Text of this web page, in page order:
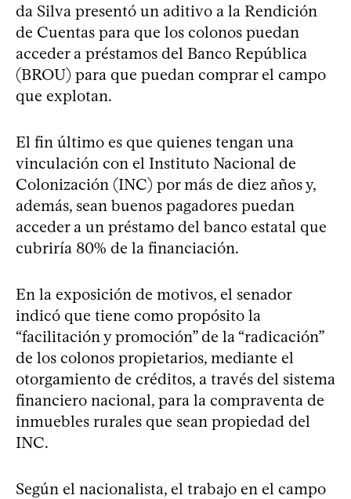
da Silva presentó un aditivo a la Rendición
de Cuentas para que los colonos puedan
acceder a préstamos del Banco República
(BROU) para que puedan comprar el campo
que explotan.
El fin último es que quienes tengan una
vinculación con el Instituto Nacional de
Colonización (INC) por más de diez años y,
además, sean buenos pagadores puedan
acceder a un préstamo del banco estatal que
cubriría 80% de la financiación.
En la exposición de motivos, el senador
indicó que tiene como propósito la
“facilitación y promoción” de la “radicación”
de los colonos propietarios, mediante el
otorgamiento de créditos, a través del sistema
financiero nacional, para la compraventa de
inmuebles rurales que sean propiedad del
INC.
Según el nacionalista, el trabajo en el campo